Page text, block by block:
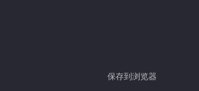
保存到浏览器